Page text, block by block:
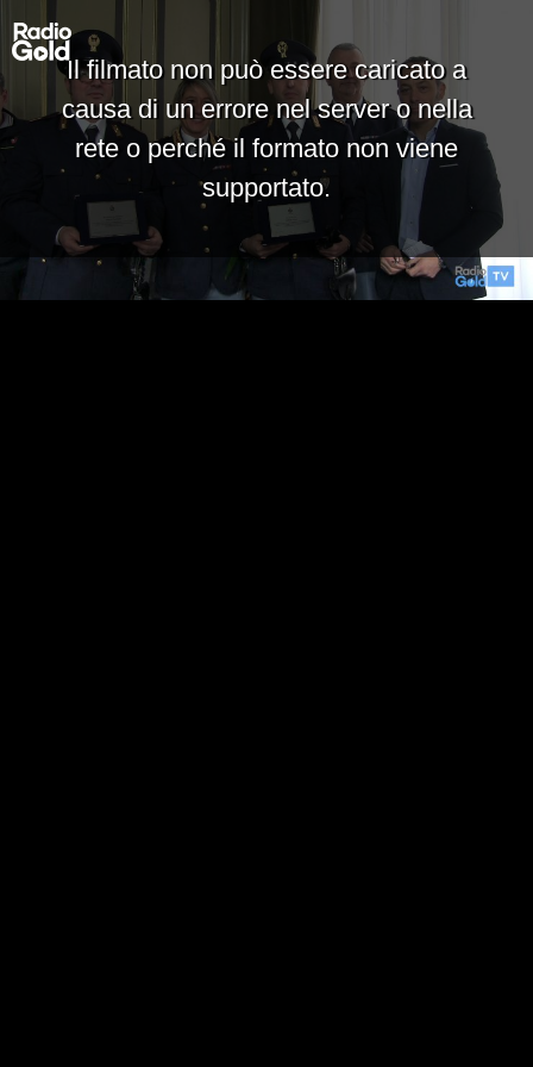
Il filmato non può essere caricato a
causa di un errore nel server o nella
rete o perché il formato non viene
supportato.